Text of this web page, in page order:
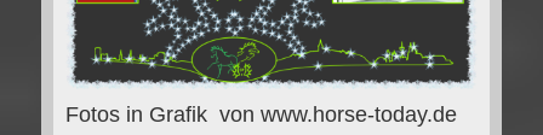
Fotos in Grafik von www.horse-today.de